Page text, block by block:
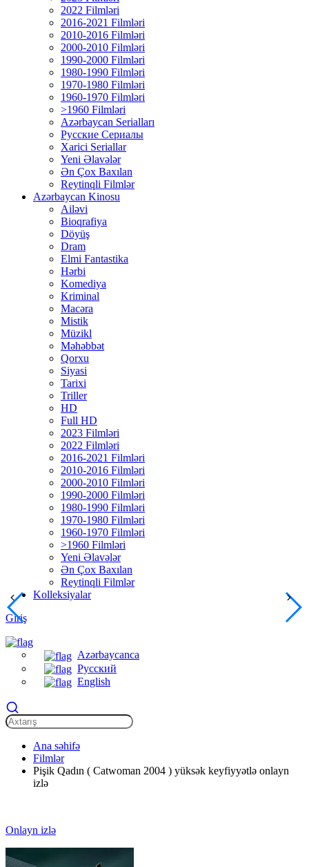
2022 Filmləri
2016-2021 Filmləri
2010-2016 Filmləri
2000-2010 Filmləri
1990-2000 Filmləri
1980-1990 Filmləri
1970-1980 Filmləri
1960-1970 Filmləri
>1960 Filmləri
Azərbaycan Serialları
Русские Сериалы
Xarici Seriallar
Yeni Əlavələr
Ən Çox Baxılan
Reytinqli Filmlər
Azərbaycan Kinosu
Ailəvi
Bioqrafiya
Döyüş
Dram
Elmi Fantastika
Hərbi
Komediya
Kriminal
Macəra
Mistik
Müzikl
Məhəbbət
Qorxu
Siyasi
Tarixi
Triller
HD
Full HD
2023 Filmləri
2022 Filmləri
2016-2021 Filmləri
2010-2016 Filmləri
2000-2010 Filmləri
1990-2000 Filmləri
1980-1990 Filmləri
1970-1980 Filmləri
1960-1970 Filmləri
>1960 Filmləri
Yeni Əlavələr
Ən Çox Baxılan
Reytinqli Filmlər
Kolleksiyalar
Giriş
Azərbaycanca
Русский
English
Ana səhifə
Filmlər
Pişik Qadın ( Catwoman 2004 ) yüksək keyfiyyətlə onlayn
izlə
Onlayn izlə